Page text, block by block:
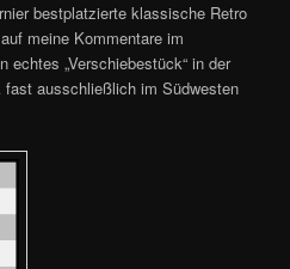
bestplatzierte klassische Retro
meine Kommentare im
echtes „Verschiebestück“ in der
ausschließlich im Südwesten